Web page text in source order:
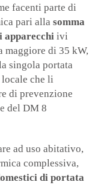
facenti parte di
pari alla somma
apparecchi ivi
maggiore di 35 kW,
singola portata
che li
di prevenzione
del DM 8
ad uso abitativo,
complessiva,
di portata